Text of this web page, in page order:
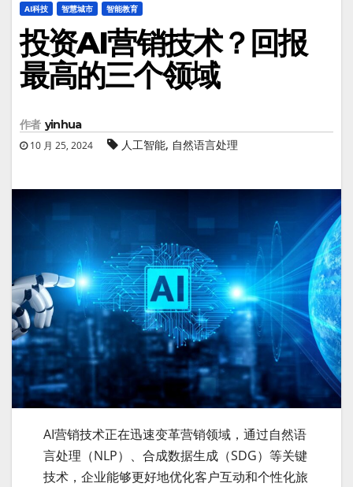
AI科技 智慧城市 智能教育
投资AI营销技术？回报
最高的三个领域
作者 yinhua
10 月 25, 2024 人工智能, 自然语言处理
AI营销技术正在迅速变革营销领域，通过自然语
言处理（NLP）、合成数据生成（SDG）等关键
技术，企业能够更好地优化客户互动和个性化旅